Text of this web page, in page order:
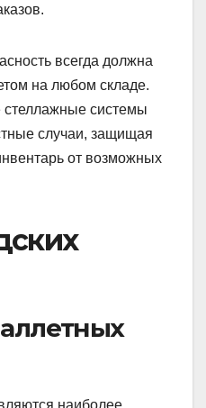
всегда должна
на любом складе.
системы
случаи, защищая
от возможных
наиболее